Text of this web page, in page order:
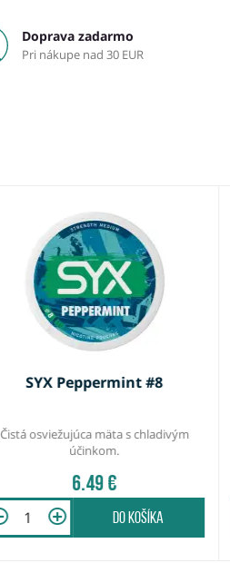
Doprava zadarmo
Pri nákupe nad 30 EUR
SYX Peppermint #8
Čistá osviežujúca mäta s chladivým
účinkom.
6.49 €
do košíka